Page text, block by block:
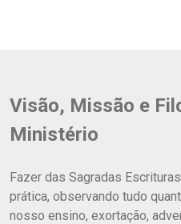
Visão, Missão e
Ministério
Fazer das Sagradas
prática, observando tudo
nosso ensino, exortação,